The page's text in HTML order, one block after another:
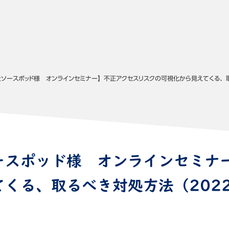
ースポッド様 オンラインセミナー】不正アクセスリスクの可視化から見えてく
スポッド様 オンラインセミナ
くる、取るべき対処方法（